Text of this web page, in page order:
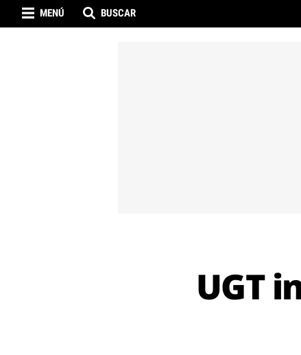
MENÚ BUSCAR
UGT